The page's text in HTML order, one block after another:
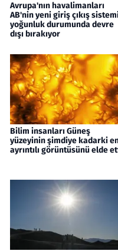
Avrupa'nın havalimanları
AB'nin yeni giriş çıkış
yoğunluk durumunda devre
dışı bırakıyor
Bilim insanları Güneş
yüzeyinin şimdiye kadarki
ayrıntılı görüntüsünü elde